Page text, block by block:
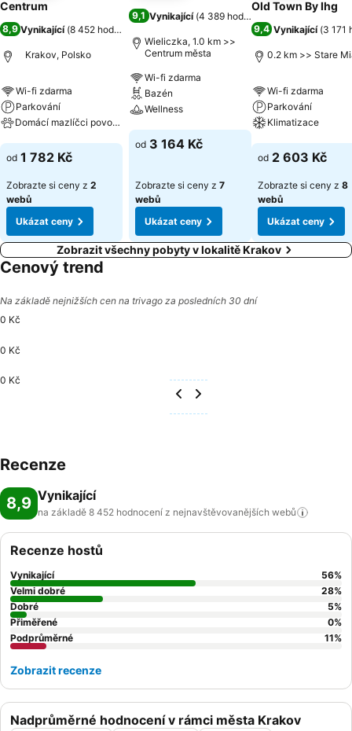
Centrum
8,9 Vynikající (8 452 hodnocení
Krakov, Polsko
Wi-fi zdarma
Parkování
Domácí mazlíčci povoleni
Ukázat ceny
od 1 782 Kč
Zobrazte si ceny z 2
webů
Ukázat ceny
9,1 Vynikající (4 389 hodnocení
Wieliczka, 1.0 km >>
Centrum města
Wi-fi zdarma
Bazén
Wellness
Ukázat ceny
od 3 164 Kč
Zobrazte si ceny z 7
webů
Ukázat ceny
Old Town By Ihg
9,4 Vynikající (3 171
0.2 km >> Stare
Wi-fi zdarma
Parkování
Klimatizace
Ukázat ceny
od 2 603 Kč
Zobrazte si ceny z 8
webů
Ukázat ceny
Zobrazit všechny pobyty v lokalitě Krakov
Cenový trend
Na základě nejnižších cen na trivago za posledních 30 dní
0 Kč
0 Kč
0 Kč
Recenze
8,9 Vynikající
na základě 8 452 hodnocení z nejnavštěvovanějších webů
Nadprůměrné hodnocení v rámci města Krakov
Recenze hostů
Vynikající 56%
Velmi dobré
28%
Dobré
5%
Přiměřené
0%
Podprůměrné
11%
Zobrazit recenze